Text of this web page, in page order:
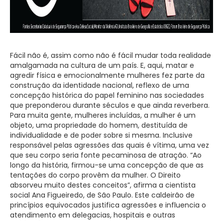
Fácil não é, assim como não é fácil mudar toda realidade
amalgamada na cultura de um país. E, aqui, matar e
agredir física e emocionalmente mulheres fez parte da
construção da identidade nacional, reflexo de uma
concepção histórica do papel feminino nas sociedades
que preponderou durante séculos e que ainda reverbera.
Para muita gente, mulheres incluídas, a mulher é um
objeto, uma propriedade do homem, destituída de
individualidade e de poder sobre si mesma. Inclusive
responsável pelas agressões das quais é vítima, uma vez
que seu corpo seria fonte pecaminosa de atração. “Ao
longo da história, firmou-se uma concepção de que as
tentações do corpo provêm da mulher. O Direito
absorveu muito destes conceitos”, afirma a cientista
social Ana Figueiredo, de São Paulo. Este caldeirão de
princípios equivocados justifica agressões e influencia o
atendimento em delegacias, hospitais e outras